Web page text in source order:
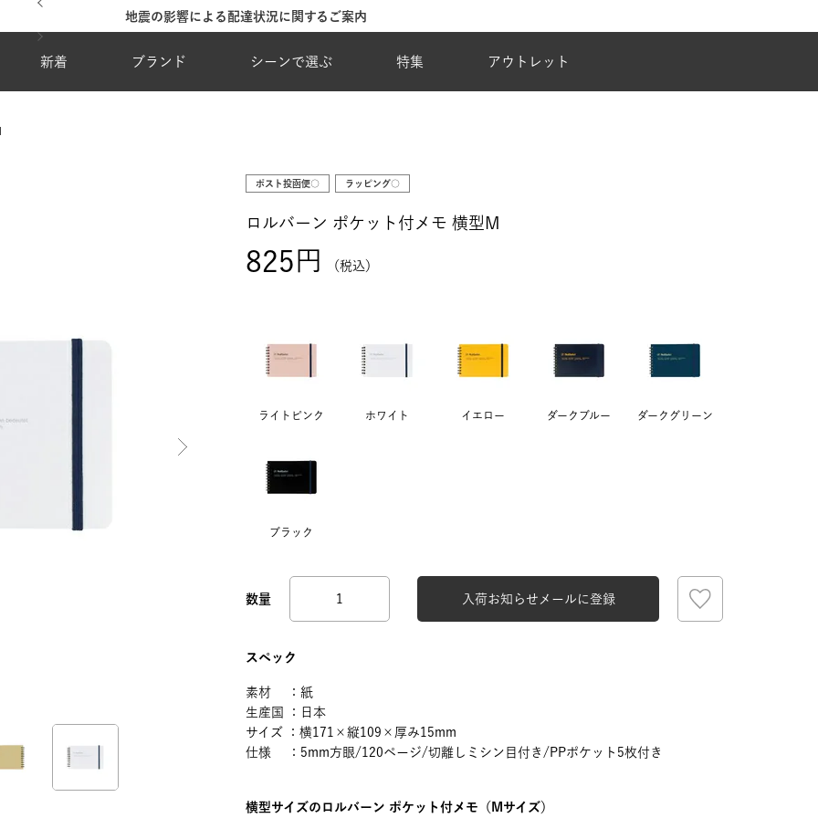
地震の影響による配達状況に関するご案内
新着 ブランド シーンで選ぶ 特集 アウトレット
ポスト投函便○ ラッピング○
ロルバーン ポケット付メモ 横型M
825 税込
ライトピンク ホワイト イエロー ダークブルー ダークグリーン
ブラック
入荷お知らせメールに登録
スペック
素材 ：紙
生産国 ：日本
サイズ ：横171×縦109×厚み15mm
仕様 ：5mm方眼/120ページ/切離しミシン目付き/PPポケット5枚付き
横型サイズのロルバーン ポケット付メモ（Mサイズ）